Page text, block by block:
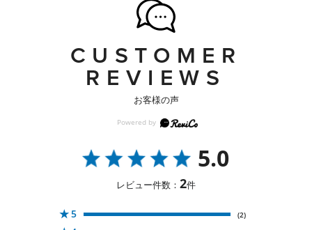
CUSTOMER
REVIEWS
お客様の声
5.0
レビュー件数： 2件
★5 (2)